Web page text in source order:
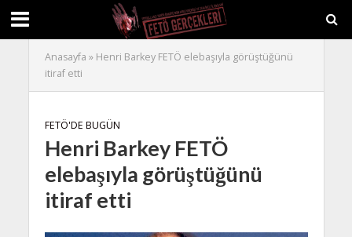
Anasayfa » Henri Barkey FETÖ elebaşıyla görüştüğünü
itiraf etti
FETÖ'DE BUGÜN
Henri Barkey FETÖ
elebaşıyla görüştüğünü
itiraf etti